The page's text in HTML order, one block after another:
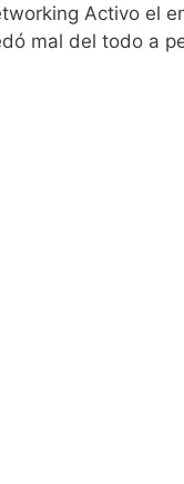
Activo el
mal del todo a